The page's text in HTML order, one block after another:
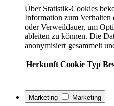
Über Statistik-Cookies
Information zum Verhalten
oder Verweildauer, um
ableiten zu können. Die
anonymisiert gesammelt
Herkunft Cookie Typ
Marketing Marketing